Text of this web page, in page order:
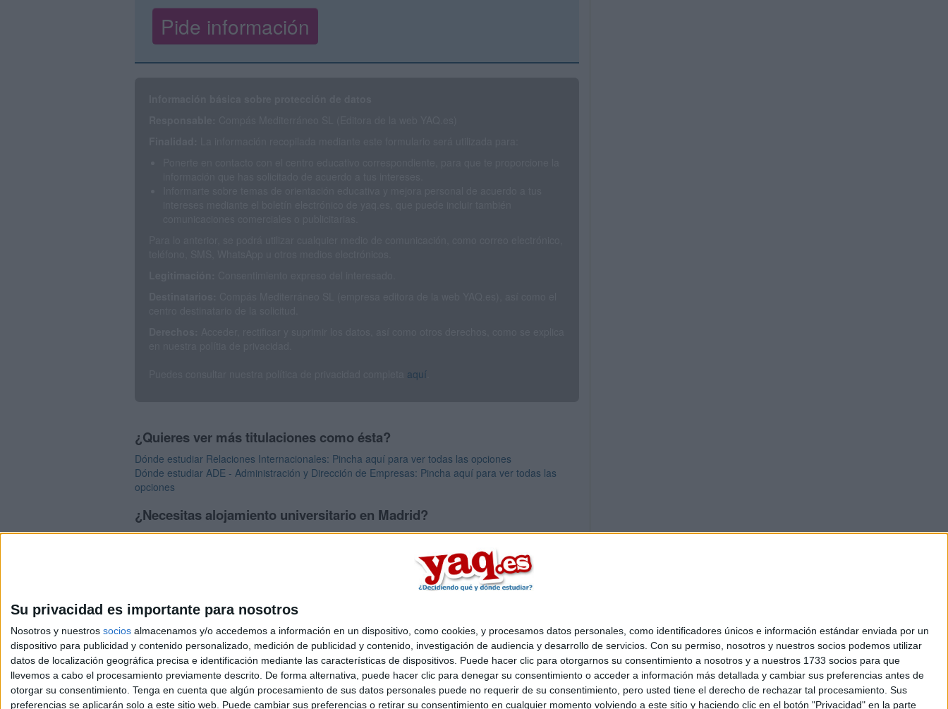
Su privacidad es importante para nosotros
Nosotros y nuestros socios almacenamos y/o accedemos a información en un dispositivo, como cookies, y procesamos datos personales, como identificadores únicos e información estándar enviada por un
dispositivo para publicidad y contenido personalizado, medición de publicidad y contenido, investigación de audiencia y desarrollo de servicios. Con su permiso, nosotros y nuestros socios podemos utilizar
datos de localización geográfica precisa e identificación mediante las características de dispositivos. Puede hacer clic para otorgarnos su consentimiento a nosotros y a nuestros 1733 socios para que
llevemos a cabo el procesamiento previamente descrito. De forma alternativa, puede hacer clic para denegar su consentimiento o acceder a información más detallada y cambiar sus preferencias antes de
otorgar su consentimiento. Tenga en cuenta que algún procesamiento de sus datos personales puede no requerir de su consentimiento, pero usted tiene el derecho de rechazar tal procesamiento. Sus
preferencias se aplicarán solo a este sitio web. Puede cambiar sus preferencias o retirar su consentimiento en cualquier momento volviendo a este sitio y haciendo clic en el botón "Privacidad" en la parte
aquí
¿Quieres ver más titulaciones como ésta?
Dónde estudiar Relaciones Internacionales: Pincha aquí para ver todas las opciones
Dónde estudiar ADE - Administración y Dirección de Empresas: Pincha aquí para ver todas las
opciones
¿Necesitas alojamiento universitario en Madrid?
>> Residencias de estudiantes y colegios mayores en Madrid
Quiénes somos|Contactar|Anúnciate
Aviso legal|Politica de privacidad|Condiciones generales|Política de cookies
© 2003-2026Compás Mediterráneo S.L.- Diego de León 47 - 28006 Madrid [ESPAÑA] - Tel. +34 91 593 2767